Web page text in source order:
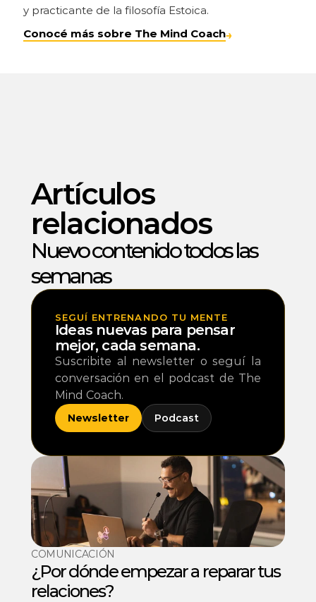
y practicante de la filosofía Estoica.
Conocé más sobre The Mind Coach→
Artículos
relacionados
Nuevo contenido todos las
semanas
SEGUÍ ENTRENANDO TU MENTE
Ideas nuevas para pensar
mejor, cada semana.
Suscribite al newsletter o seguí la
conversación en el podcast de The
Mind Coach.
Newsletter Podcast
COMUNICACIÓN
¿Por dónde empezar a reparar tus
relaciones?